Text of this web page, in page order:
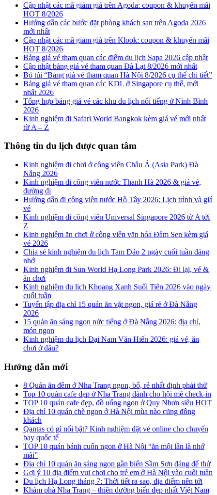
Cập nhật các mã giảm giá trên Agoda: coupon & khuyến mãi
HOT 8/2026
Hướng dẫn các bước đặt phòng khách sạn trên Agoda 2026
mới nhất
Cập nhật các mã giảm giá trên Klook: coupon & khuyến mãi
HOT 8/2026
Bảng giá vé tham quan các điểm du lịch Sapa 2026 cập nhật
Cập nhật bảng giá vé tham quan Đà Lạt 8/2026 mới nhất
Bỏ túi “Bảng giá vé tham quan Hà Nội 8/2026 cụ thể chi tiết”
Bảng giá vé tham quan các KDL ở Singapore cụ thể, mới
nhất 2026
Tổng hợp bảng giá vé các khu du lịch nổi tiếng ở Ninh Bình
2026
Kinh nghiệm đi Safari World Bangkok kèm giá vé mới nhất
từ A – Z
Thông tin du lịch được quan tâm
Kinh nghiệm đi chơi ở công viên Châu Á (Asia Park) Đà
Nẵng 2026
Kinh nghiệm đi công viên nước Thanh Hà 2026 & giá vé,
đường đi
Hướng dẫn đi công viên nước Hồ Tây 2026: Lịch trình và giá
vé
Kinh nghiệm đi công viên Universal Singapore 2026 từ A tới
Z
Kinh nghiệm ăn chơi ở công viên văn hóa Đầm Sen kèm giá
vé 2026
Chia sẻ kinh nghiệm du lịch Tam Đảo 2 ngày cuối tuần đáng
nhớ
Kinh nghiệm đi Sun World Hạ Long Park 2026: Đi lại, vé &
ăn chơi
Kinh nghiệm du lịch Khoang Xanh Suối Tiên 2026 vào ngày
cuối tuần
Tuyển tập địa chỉ 15 quán ăn vặt ngon, giá rẻ ở Đà Nẵng
2026
15 quán ăn sáng ngon nức tiếng ở Đà Nẵng 2026: địa chỉ,
món ngon
Kinh nghiệm du lịch Đại Nam Văn Hiến 2026: giá vé, ăn
chơi ở đâu?
Hướng dẫn mới
8 Quán ăn đêm ở Nha Trang ngon, bổ, rẻ nhất định phải thử
Top 10 quán cafe đẹp ở Nha Trang dành cho hội mê check-in
TOP 10 quán cafe đẹp, đồ uống ngon ở Quy Nhơn siêu HOT
Địa chỉ 10 quán chè ngon ở Hà Nội mùa nào cũng đông
khách
Qantas có gì nổi bật? Kinh nghiệm đặt vé online cho chuyến
bay quốc tế
TOP 10 quán bánh cuốn ngon ở Hà Nội “ăn một lần là nhớ
mãi”
Địa chỉ 10 quán ăn sáng ngon gần biển Sầm Sơn đáng để thử
Gợi ý 10 địa điểm vui chơi cho trẻ em ở Hà Nội vào cuối tuần
Du lịch Hạ Long tháng 7: Thời tiết ra sao, địa điểm nên tới
Khám phá Nha Trang – thiên đường biển đẹp nhất Việt Nam